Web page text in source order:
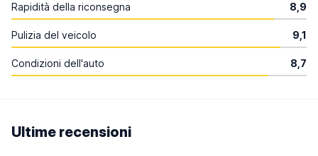
Rapidità della riconsegna 8,9
Pulizia del veicolo 9,1
Condizioni dell'auto 8,7
Ultime recensioni